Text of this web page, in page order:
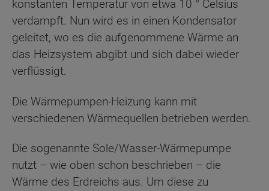
konstanten Temperatur von etwa 10 ° Celsius
verdampft. Nun wird es in einen Kondensator
geleitet, wo es die aufgenommene Wärme an
das Heizsystem abgibt und sich dabei wieder
verflüssigt.
Die Wärmepumpen-Heizung kann mit
verschiedenen Wärmequellen betrieben werden.
Die sogenannte Sole/Wasser-Wärmepumpe
nutzt – wie oben schon beschrieben – die
Wärme des Erdreichs aus. Um diese zu